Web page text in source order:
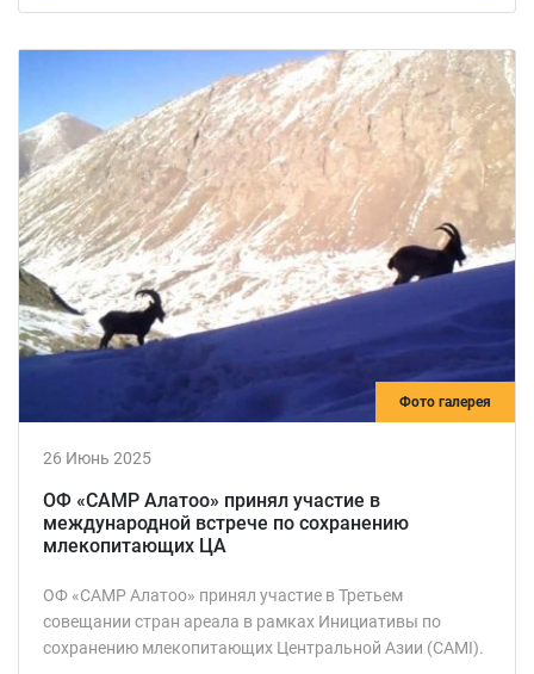
Фото галерея
26 Июнь 2025
ОФ «САМР Алатоо» принял участие в
международной встрече по сохранению
млекопитающих ЦА
ОФ «САМР Алатоо» принял участие в Третьем
совещании стран ареала в рамках Инициативы по
сохранению млекопитающих Центральной Азии (CAMI).